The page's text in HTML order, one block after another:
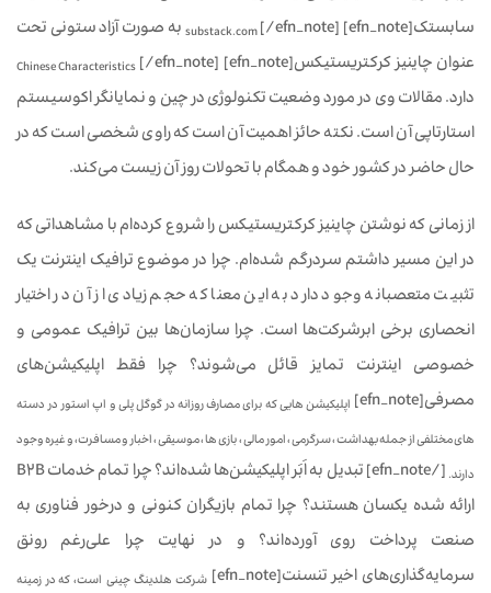
سابستک[efn_note]
substack.com [/efn_note] به صورت آزاد ستونی تحت
عنوان چاینیز کرکتریستیکس[efn_note]
Chinese Characteristics [/efn_note]
دارد. مقالات وی در مورد وضعیت تکنولوژی در چین و نمایانگر اکوسیستم
استارتاپی آن است. نکته حائز اهمیت آن است که راوی شخصی است که در
حال حاضر در کشور خود و همگام با تحولات روز آن زیست می‌کند.
از زمانی که نوشتن چاینیز کرکتریستیکس را شروع کرده‌ام با مشاهداتی که
در این مسیر داشتم سردرگم شده‌ام. چرا در موضوع ترافیک اینترنت یک
تثبیت متعصبانه وجود دارد به این معنا که حجم زیادی از آن در اختیار
انحصاری برخی ابرشرکت‌ها است. چرا سازمان‌ها بین ترافیک عمومی و
خصوصی اینترنت تمایز قائل می‌شوند؟ چرا فقط اپلیکیشن‌های
مصرفی[efn_note]
اپلیکیشن هایی که برای مصارف روزانه در گوگل پلی و اپ استور در دسته
های مختلفی از جمله بهداشت ، سرگرمی ، امور مالی ، بازی ها ، موسیقی ، اخبار و مسافرت، و غیره وجود
دارند.
[/efn_note] تبدیل به اَبَر اپلیکیشن‌ها شده‌اند؟ چرا تمام خدمات B2B
ارائه شده یکسان هستند؟ چرا تمام بازیگران کنونی و درخور فناوری به
صنعت پرداخت روی آورده‌اند؟ و در نهایت چرا علی‌رغم رونق
سرمایه‌گذاری‌های اخیر تنسنت[efn_note]
شرکت هلدینگ چینی است، که در زمینه